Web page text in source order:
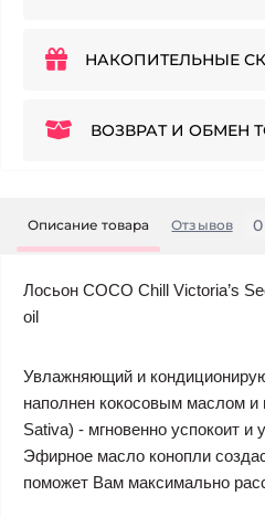
НАКОПИТЕЛЬНЫЕ
ВОЗВРАТ И ОБМЕН
Описание товара Отзывов 0
Лосьон COCO Chill Victoria’s
oil
Увлажняющий и
наполнен кокосовым маслом
Sativa) - мгновенно успокоит и
Эфирное масло конопли
поможет Вам максимально